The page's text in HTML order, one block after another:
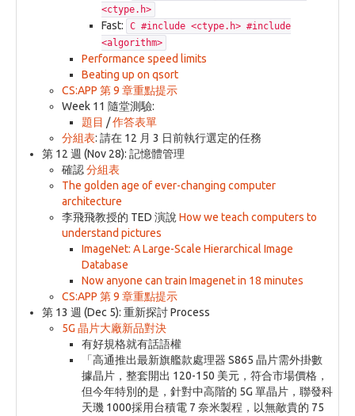
<ctype.h>
Fast:
C #include <ctype.h> #include
<algorithm>
Performance speed limits
Beating up on qsort
CS:APP 第 9 章重點提示
Week 11 隨堂測驗:
題目 /作答表單
分組表: 請在 12 月 3 日前執行選定的任務
第 12 週 (Nov 28): 記憶體管理
確認分組表
The golden age of ever-changing computer
architecture
李飛飛教授的 TED 演說How we teach computers to
understand pictures
ImageNet: A Large-Scale Hierarchical Image
Database
Now anyone can train Imagenet in 18 minutes
CS:APP 第 9 章重點提示
第 13 週 (Dec 5): 重新探討 Process
5G 晶片大廠新品對決
有好規格就有話語權
「高通推出最新旗艦款處理器 S865 晶片需外掛數
據晶片，整套開出 120-150 美元，符合市場價格，
但今年特別的是，針對中高階的 5G 單晶片，聯發科
天璣 1000採用台積電 7 奈米製程，以無敵貴的 75